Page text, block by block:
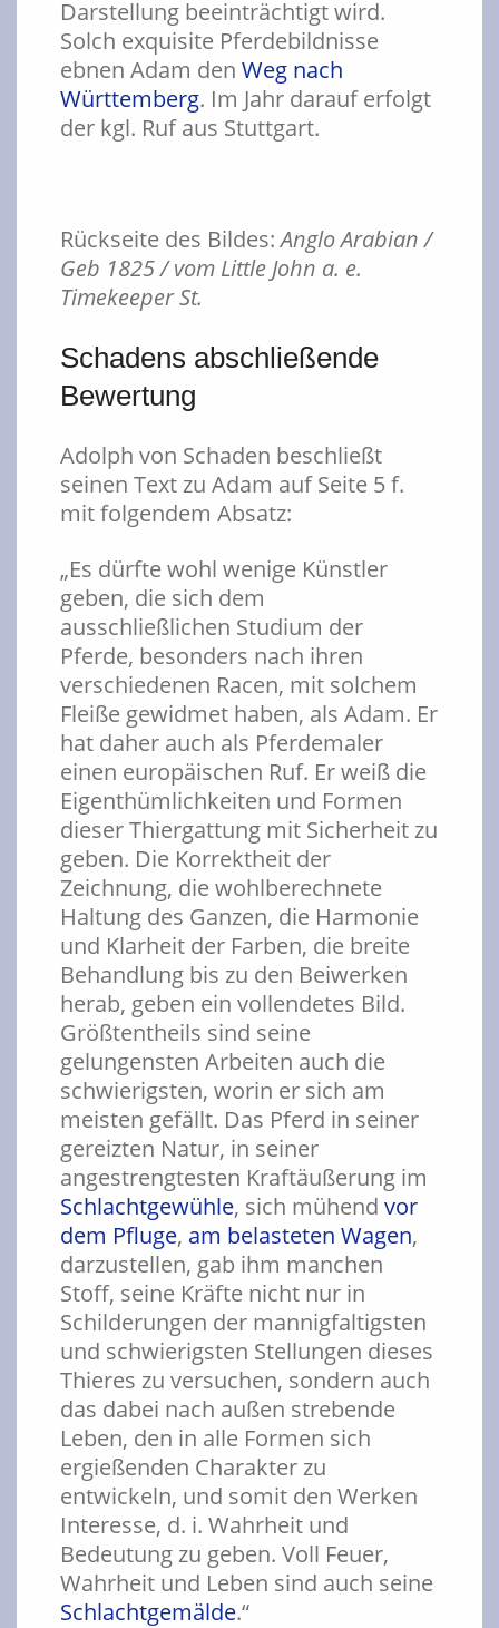
Darstellung beeinträchtigt wird.
Solch exquisite Pferdebildnisse
ebnen Adam den Weg nach
Württemberg. Im Jahr darauf erfolgt
der kgl. Ruf aus Stuttgart.
Rückseite des Bildes:Anglo Arabian /
Geb 1825 / vom Little John a. e.
Timekeeper St.
Schadens abschließende
Bewertung
Adolph von Schaden beschließt
seinen Text zu Adam auf Seite 5 f.
mit folgendem Absatz:
„Es dürfte wohl wenige Künstler
geben, die sich dem
ausschließlichen Studium der
Pferde, besonders nach ihren
verschiedenen Racen, mit solchem
Fleiße gewidmet haben, als Adam. Er
hat daher auch als Pferdemaler
einen europäischen Ruf. Er weiß die
Eigenthümlichkeiten und Formen
dieser Thiergattung mit Sicherheit zu
geben. Die Korrektheit der
Zeichnung, die wohlberechnete
Haltung des Ganzen, die Harmonie
und Klarheit der Farben, die breite
Behandlung bis zu den Beiwerken
herab, geben ein vollendetes Bild.
Größtentheils sind seine
gelungensten Arbeiten auch die
schwierigsten, worin er sich am
meisten gefällt. Das Pferd in seiner
gereizten Natur, in seiner
angestrengtesten Kraftäußerung im
Schlachtgewühle, sich mühend vor
dem Pfluge, am belasteten Wagen,
darzustellen, gab ihm manchen
Stoff, seine Kräfte nicht nur in
Schilderungen der mannigfaltigsten
und schwierigsten Stellungen dieses
Thieres zu versuchen, sondern auch
das dabei nach außen strebende
Leben, den in alle Formen sich
ergießenden Charakter zu
entwickeln, und somit den Werken
Interesse, d. i. Wahrheit und
Bedeutung zu geben. Voll Feuer,
Wahrheit und Leben sind auch seine
Schlachtgemälde.“